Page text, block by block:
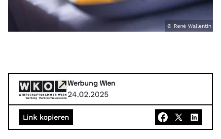
© René Wallentin
Werbung Wien
24.02.2025
Link kopieren